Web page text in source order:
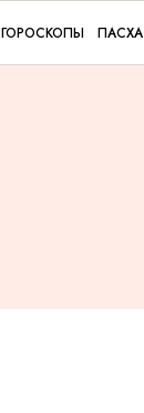
ГОРОСКОПЫ ПАСХА